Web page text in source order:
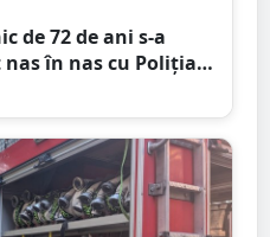
de 72 de ani s-a
în nas cu Poliția